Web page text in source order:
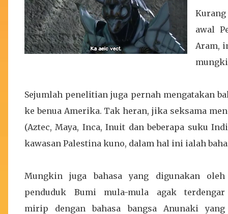
awal
Aram,
Sejumlah penelitian juga pernah mengatakan
ke benua Amerika. Tak heran, jika seksama
(Aztec, Maya, Inca, Inuit dan beberapa suku
kawasan Palestina kuno, dalam hal ini ialah
Mungkin juga bahasa yang digunakan oleh
penduduk Bumi mula-mula agak terdengar
mirip dengan bahasa bangsa Anunaki yang